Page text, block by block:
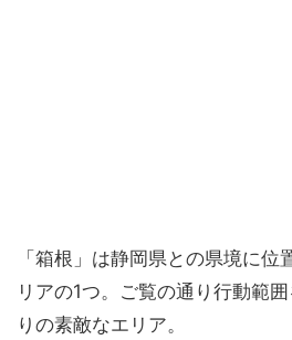
「箱根」は静岡県との県境に位
リアの1つ。ご覧の通り行動範
りの素敵なエリア。